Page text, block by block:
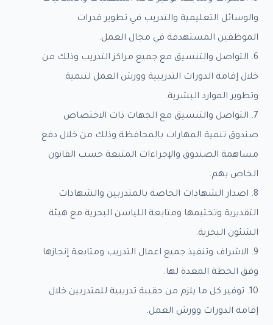
والوسائل التعليمية والتدريب في تطوير قدرات
الموظفين المستهدفة في مجال العمل.
6. التواصل والتنسيق مع جميع مراكز التدريب وذلك من
خلال إقامة الدورات التدريبية وورش العمل لتنمية
وتطوير الموارد البشرية.
7. التواصل والتنسيق مع الجهات ذات الاختصاص
صندوق تنمية المهارات بالمحافظة وذلك من خلال دفع
مساهمة الصندوق والإجراءات المتبعة حسب القانون
الخاص بهم.
8. اصدار الشهادات الخاصة بالمتدربين والشهادات
التقديرية وتختيمها ومتابعة اللياسن البحرية مع هيئة
الشئون البحرية.
9. الاشراف وتنفيذ جميع اعمال التدريب ومتابعة إنجازها
وفق الخطة المعدة لها.
10. توفير كل ما يلزم من حقيبة تدريبية للمتدربين خلال
إقامة الدورات وورش العمل.